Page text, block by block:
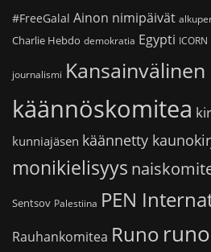
#FreeGalal Ainon nimipäivät
Charlie Hebdo demokratia Egypti ICORN
journalismi Kansainvälinen
käännöskomitea
kunniajäsen käännetty
monikielisyys
Sentsov Palestiina PEN
Rauhankomitea Runo